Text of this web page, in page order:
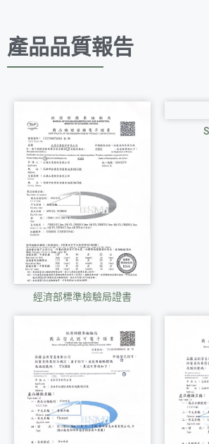
產品品質報告
經濟部標準檢驗局證書